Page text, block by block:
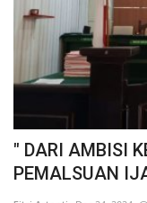
" DARI AMBISI
PEMALSUAN